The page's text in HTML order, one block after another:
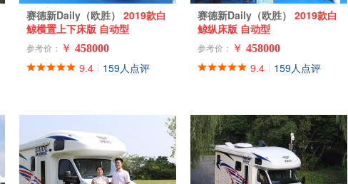
赛德新Daily（欧胜） 2019款白
鲸横置上下床版 自动型
参考价： ￥ 458000
9.4 159人点评
赛德新Daily（欧胜） 2019款白
鲸纵床版 自动型
参考价： ￥ 458000
9.4 159人点评